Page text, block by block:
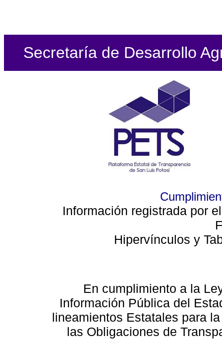
Secretaría de Desarrollo
Información registrada por
Hipervínculos y
En cumplimiento a la
Información Pública del
lineamientos Estatales para
las Obligaciones de